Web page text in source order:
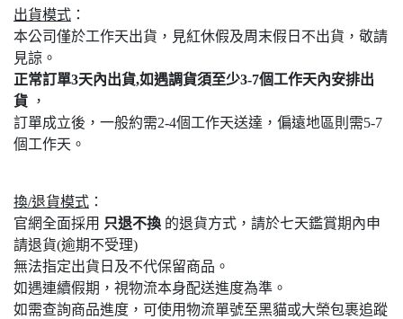
出貨模式 ：
本公司僅於工作天出貨，見紅休假及周末假日不出貨，敬請
見諒。
正常訂單3天內出貨,如遇調貨須至少3-7個工作天內安排出
貨 ，
訂單成立後，一般約需2-4個工作天送達，偏遠地區則需5-7
個工作天。
換/退貨模式 ：
官網全面採用 只退不換 的退貨方式，請於七天鑑賞期內申
請退貨(逾期不受理)
無法指定出貨日及不代保留商品。
如遇連續假期，視物流本身配送進度為準。
如需查詢商品進度，可使用物流單號至黑貓或大榮包裹追蹤